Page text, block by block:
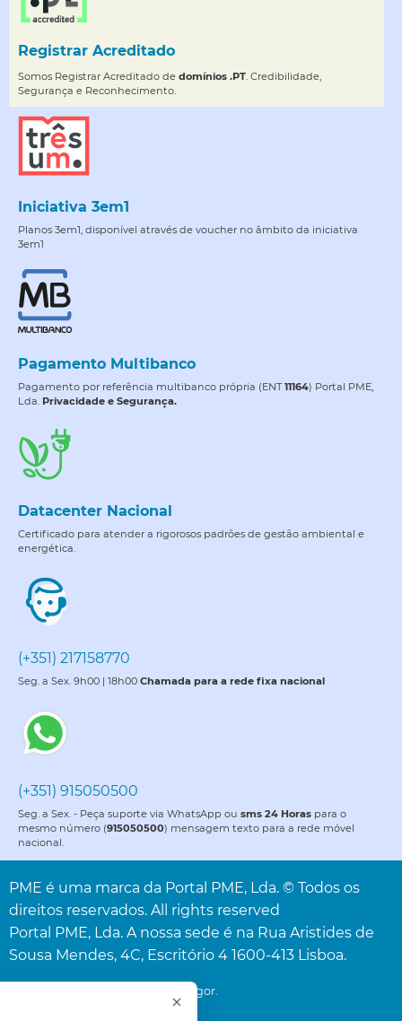
Registrar Acreditado
Somos Registrar Acreditado de domínios .PT. Credibilidade,
Segurança e Reconhecimento.
Iniciativa 3em1
Planos 3em1, disponível através de voucher no âmbito da iniciativa
3em1
Pagamento Multibanco
Pagamento por referência multibanco própria (ENT11164) Portal PME,
Lda. Privacidade e Segurança.
Datacenter Nacional
Certificado para atender a rigorosos padrões de gestão ambiental e
energética.
(+351) 217158770
Seg. a Sex. 9h00 | 18h00 Chamada para a rede fixa nacional
(+351) 915050500
Seg. a Sex. - Peça suporte via WhatsApp ou sms 24 Horas para o
mesmo número (915050500) mensagem texto para a rede móvel
nacional.
PME é uma marca da Portal PME, Lda. © Todos os
direitos reservados. All rights reserved
Portal PME, Lda. A nossa sede é na Rua Aristides de
Sousa Mendes, 4C, Escritório 4 1600-413 Lisboa.
* Acresce o IVA à taxa legal em vigor.